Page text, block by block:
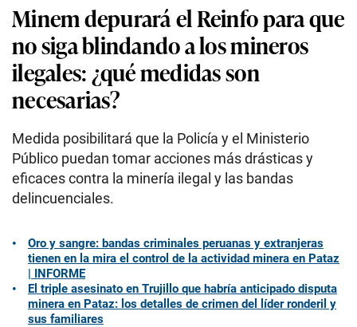
Minem depurará el Reinfo para que
no siga blindando a los mineros
ilegales: ¿qué medidas son
necesarias?
Medida posibilitará que la Policía y el Ministerio
Público puedan tomar acciones más drásticas y
eficaces contra la minería ilegal y las bandas
delincuenciales.
Oro y sangre: bandas criminales peruanas y extranjeras
tienen en la mira el control de la actividad minera en Pataz
| INFORME
El triple asesinato en Trujillo que habría anticipado disputa
minera en Pataz: los detalles de crimen del líder ronderil y
sus familiares